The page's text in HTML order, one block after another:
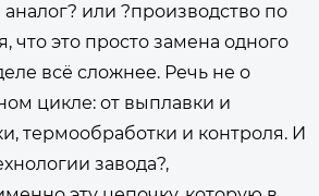
или ?производство по
что это просто замена одного
всё сложнее. Речь не о
цикле: от выплавки и
термообработки и контроля. И
завода?,